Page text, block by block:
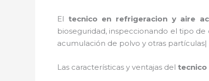
El tecnico en refrigeracion y aire
bioseguridad, inspeccionando el tipo
acumulación de polvo y otras
Las características y ventajas del tecnico